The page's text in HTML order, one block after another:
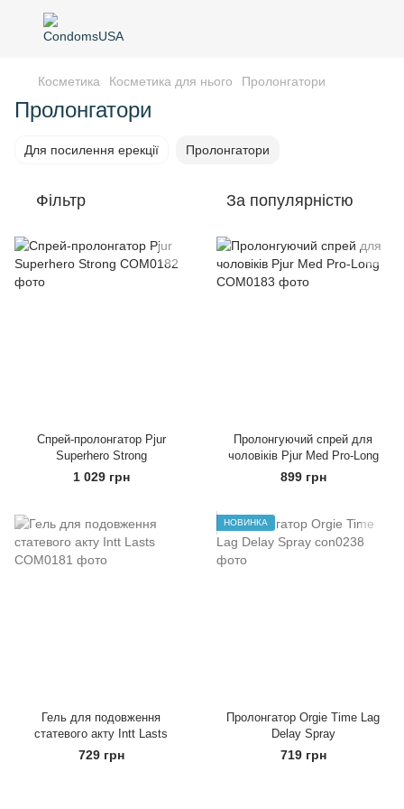
Косметика Косметика для нього Пролонгатори
Пролонгатори
Для посилення ерекції Пролонгатори
Фільтр За популярністю
Спрей-пролонгатор Pjur
Superhero Strong
1 029 грн
Пролонгуючий спрей для
чоловіків Pjur Med Pro-Long
899 грн
Гель для подовження
статевого акту Intt Lasts
729 грн
НОВИНКА
Пролонгатор Orgie Time Lag
Delay Spray
719 грн